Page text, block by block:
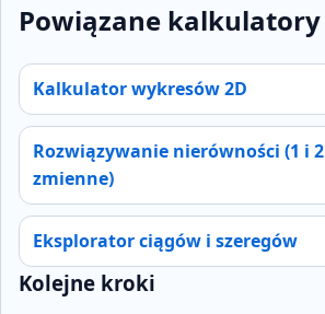
Powiązane kalkulatory
Kalkulator wykresów 2D
Rozwiązywanie nierówności (1 i 2
zmienne)
Eksplorator ciągów i szeregów
Kolejne kroki